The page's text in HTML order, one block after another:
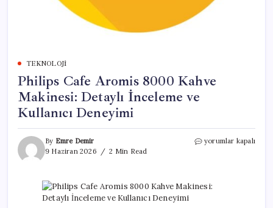
TEKNOLOJI
Philips Cafe Aromis 8000 Kahve
Makinesi: Detaylı İnceleme ve
Kullanıcı Deneyimi
By Emre Demir
9 Haziran 2026
2 Min Read
Philips
Kahve
yorumlar kapalı